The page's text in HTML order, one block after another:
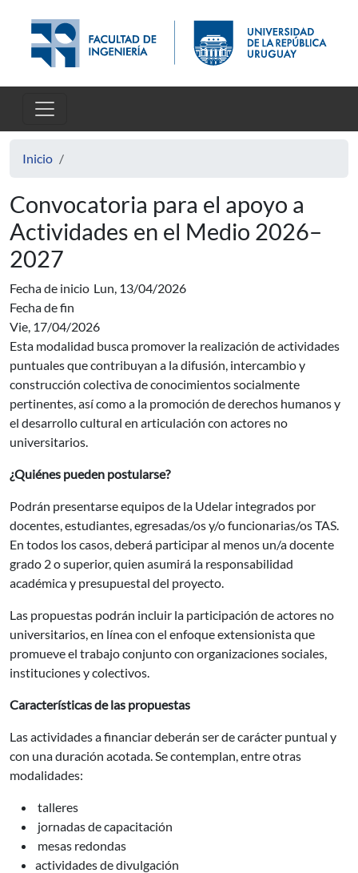
Inicio
Convocatoria para el apoyo a
Actividades en el Medio 2026–
2027
Fecha de inicio Lun, 13/04/2026
Fecha de fin
Vie, 17/04/2026
Esta modalidad busca promover la realización de actividades
puntuales que contribuyan a la difusión, intercambio y
construcción colectiva de conocimientos socialmente
pertinentes, así como a la promoción de derechos humanos y
el desarrollo cultural en articulación con actores no
universitarios.
¿Quiénes pueden postularse?
Podrán presentarse equipos de la Udelar integrados por
docentes, estudiantes, egresadas/os y/o funcionarias/os TAS.
En todos los casos, deberá participar al menos un/a docente
grado 2 o superior, quien asumirá la responsabilidad
académica y presupuestal del proyecto.
Las propuestas podrán incluir la participación de actores no
universitarios, en línea con el enfoque extensionista que
promueve el trabajo conjunto con organizaciones sociales,
instituciones y colectivos.
Características de las propuestas
Las actividades a financiar deberán ser de carácter puntual y
con una duración acotada. Se contemplan, entre otras
modalidades:
talleres
jornadas de capacitación
mesas redondas
actividades de divulgación